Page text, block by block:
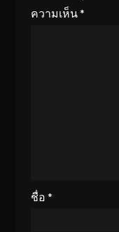
ความเห็น*
ชื่อ *